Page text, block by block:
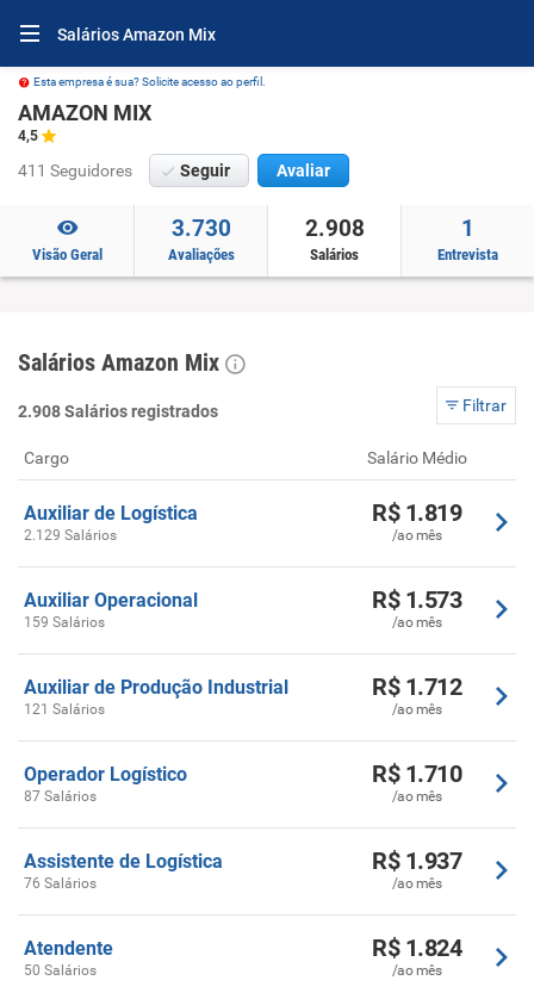
Salários Amazon Mix
Esta empresa é sua? Solicite acesso ao perfil.
AMAZON MIX
4,5
411 Seguidores Seguir Avaliar
Visão Geral
3.730
Avaliações
2.908
Salários
1
Entrevista
Salários Amazon Mix
2.908 Salários registrados Filtrar
Cargo Salário Médio
Auxiliar de Logística
2.129 Salários
R$ 1.819
/ao mês
Auxiliar Operacional
159 Salários
R$ 1.573
/ao mês
Auxiliar de Produção Industrial
121 Salários
R$ 1.712
/ao mês
Operador Logístico
87 Salários
R$ 1.710
/ao mês
Assistente de Logística
76 Salários
R$ 1.937
/ao mês
Atendente
50 Salários
R$ 1.824
/ao mês